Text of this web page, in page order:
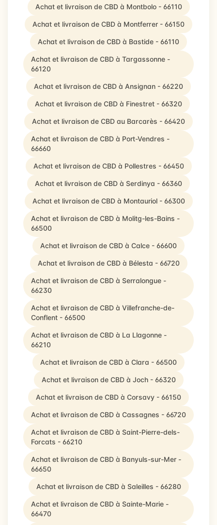
Achat et livraison de CBD à Montbolo - 66110
Achat et livraison de CBD à Montferrer - 66150
Achat et livraison de CBD à Bastide - 66110
Achat et livraison de CBD à Targassonne -
66120
Achat et livraison de CBD à Ansignan - 66220
Achat et livraison de CBD à Finestret - 66320
Achat et livraison de CBD au Barcarès - 66420
Achat et livraison de CBD à Port-Vendres -
66660
Achat et livraison de CBD à Pollestres - 66450
Achat et livraison de CBD à Serdinya - 66360
Achat et livraison de CBD à Montauriol - 66300
Achat et livraison de CBD à Molitg-les-Bains -
66500
Achat et livraison de CBD à Calce - 66600
Achat et livraison de CBD à Bélesta - 66720
Achat et livraison de CBD à Serralongue -
66230
Achat et livraison de CBD à Villefranche-de-
Conflent - 66500
Achat et livraison de CBD à La Llagonne -
66210
Achat et livraison de CBD à Clara - 66500
Achat et livraison de CBD à Joch - 66320
Achat et livraison de CBD à Corsavy - 66150
Achat et livraison de CBD à Cassagnes - 66720
Achat et livraison de CBD à Saint-Pierre-dels-
Forcats - 66210
Achat et livraison de CBD à Banyuls-sur-Mer -
66650
Achat et livraison de CBD à Saleilles - 66280
Achat et livraison de CBD à Sainte-Marie -
66470